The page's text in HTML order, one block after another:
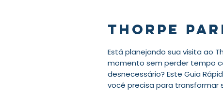
Thorpe
Está planejando sua visita ao
momento sem perder tempo
desnecessário? Este Guia
você precisa para transformar